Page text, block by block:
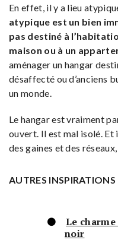
En effet, il y a lieu
atypique est un bien
pas destiné à
maison ou à un
aménager un hangar
désaffecté ou d’anciens
un monde.
Le hangar est vraiment
ouvert. Il est mal isolé. Et
des gaines et des
AUTRES INSPIRATIONS
Le
noir